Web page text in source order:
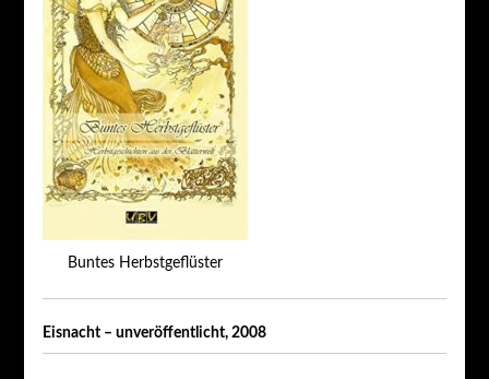
Buntes Herbstgeflüster
Eisnacht – unveröffentlicht, 2008